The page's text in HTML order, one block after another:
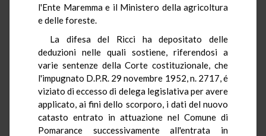
l'Ente Maremma e il Ministero della agricoltura
e delle foreste.
La difesa del Ricci ha depositato delle
deduzioni nelle quali sostiene, riferendosi a
varie sentenze della Corte costituzionale, che
l'impugnato D.P.R. 29 novembre 1952, n. 2717, é
viziato di eccesso di delega legislativa per avere
applicato, ai fini dello scorporo, i dati del nuovo
catasto entrato in attuazione nel Comune di
Pomarance successivamente all'entrata in